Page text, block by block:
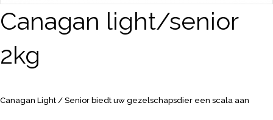
Canagan light/senior
2kg
Canagan Light / Senior biedt uw gezelschapsdier een scala aan